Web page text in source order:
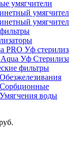
умягчители
PRO Уф
Уф
фильтры
воды